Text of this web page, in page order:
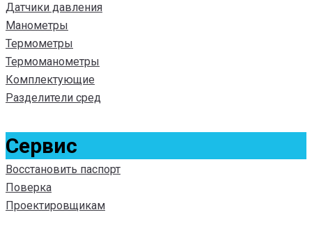
Датчики давления
Манометры
Термометры
Термоманометры
Комплектующие
Разделители сред
Сервис
Восстановить паспорт
Поверка
Проектировщикам